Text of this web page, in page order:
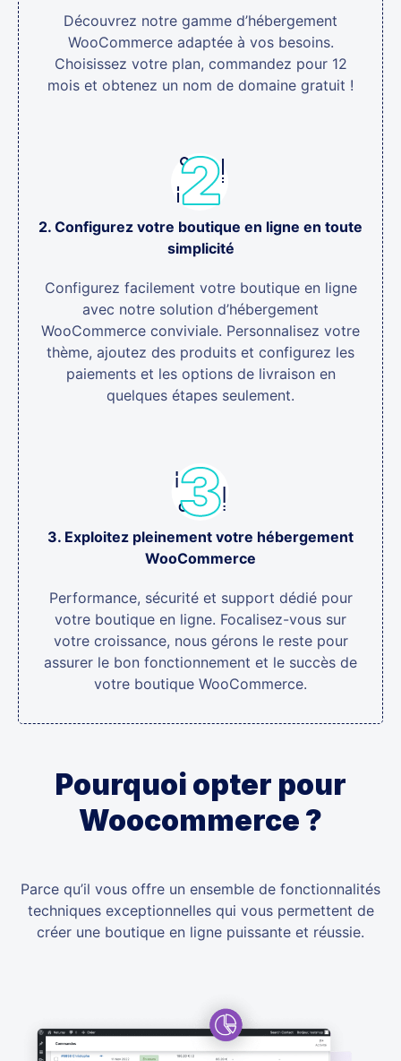
Découvrez notre gamme d’hébergement
WooCommerce adaptée à vos besoins.
Choisissez votre plan, commandez pour 12
mois et obtenez un nom de domaine gratuit !
2. Configurez votre boutique en ligne en toute
simplicité
Configurez facilement votre boutique en ligne
avec notre solution d’hébergement
WooCommerce conviviale. Personnalisez votre
thème, ajoutez des produits et configurez les
paiements et les options de livraison en
quelques étapes seulement.
3. Exploitez pleinement votre hébergement
WooCommerce
Performance, sécurité et support dédié pour
votre boutique en ligne. Focalisez-vous sur
votre croissance, nous gérons le reste pour
assurer le bon fonctionnement et le succès de
votre boutique WooCommerce.
Pourquoi opter pour
Woocommerce ?
Parce qu’il vous offre un ensemble de fonctionnalités
techniques exceptionnelles qui vous permettent de
créer une boutique en ligne puissante et réussie.